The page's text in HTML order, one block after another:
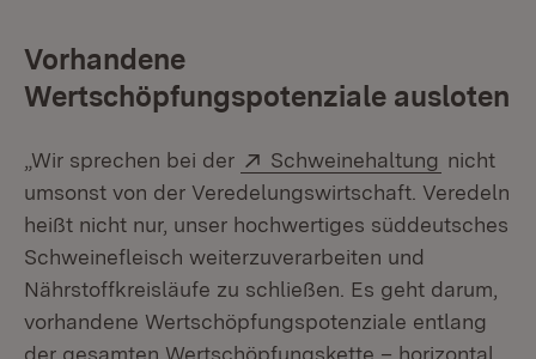
Vorhandene
Wertschöpfungspotenziale ausloten
„Wir sprechen bei der Extern:
Schweinehaltung (Öffnet
nicht
umsonst von der Veredelungswirtschaft. Veredeln
heißt nicht nur, unser hochwertiges süddeutsches
Schweinefleisch weiterzuverarbeiten und
Nährstoffkreisläufe zu schließen. Es geht darum,
vorhandene Wertschöpfungspotenziale entlang
der gesamten Wertschöpfungskette – horizontal